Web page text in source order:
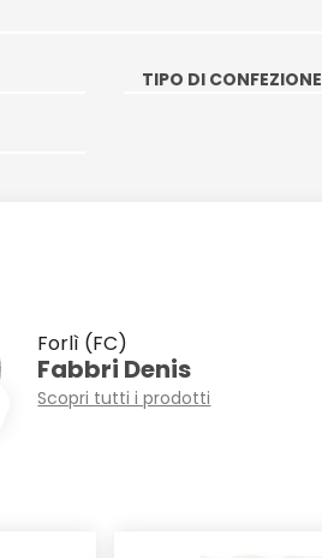
TIPO DI CONFEZIONE
Forlì (FC)
Fabbri Denis
Scopri tutti i prodotti